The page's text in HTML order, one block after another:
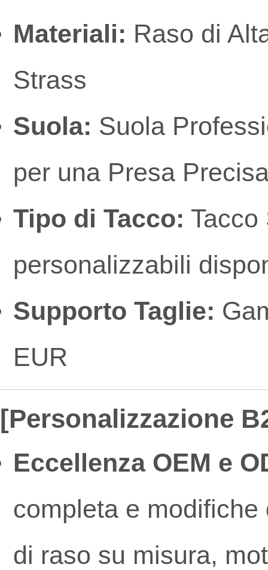
Materiali: Raso di
Strass
Suola: Suola
per una Presa
Tipo di Tacco:
personalizzabili
Supporto Taglie:
EUR
[Personalizzazione
Eccellenza OEM e
completa e
di raso su misura,